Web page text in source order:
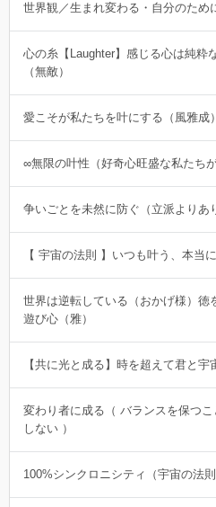
世界観／生まれ変わる・自分のため
心の糸【Laughter】感じる心は純粋
（無敵）
愛こそが私たちを叶にする（風雅成）
∞無限の叶性（好奇心旺盛な私たち
争いごとを未然に防ぐ（立派よりあ
【 宇宙の法則 】いつも叶う、本当
世界は逆転している（おかげ様）徳
遊び心（雅）
【共に光と成る】時を超えて君と
変わり者に成る（ バランスを保つ
しない ）
100%シンクロニシティ（宇宙の法